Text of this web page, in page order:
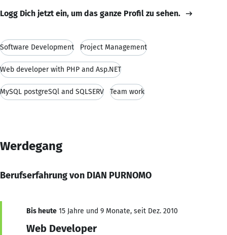
Logg Dich jetzt ein, um das ganze Profil zu sehen.
Software Development Project Management
Web developer with PHP and Asp.NET
MySQL postgreSQl and SQLSERV Team work
Werdegang
Berufserfahrung von DIAN PURNOMO
Bis heute 15 Jahre und 9 Monate, seit Dez. 2010
Web Developer